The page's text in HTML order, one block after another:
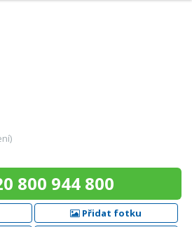
800 944 800
Přidat fotku